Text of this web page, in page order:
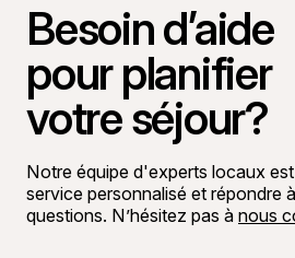
Besoin d’aide
pour planifier
votre séjour?
Notre équipe d'experts locaux
service personnalisé et répondre
questions. N’hésitez pas à nous